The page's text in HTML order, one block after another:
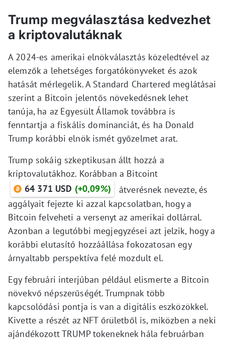
Trump megválasztása kedvezhet
a kriptovalutáknak
A 2024-es amerikai elnökválasztás közeledtével az
elemzők a lehetséges forgatókönyveket és azok
hatását mérlegelik. A Standard Chartered meglátásai
szerint a Bitcoin jelentős növekedésnek lehet
tanúja, ha az Egyesült Államok továbbra is
fenntartja a fiskális dominanciát, és ha Donald
Trump korábbi elnök ismét győzelmet arat.
Trump sokáig szkeptikusan állt hozzá a
kriptovalutákhoz. Korábban a Bitcoint
64 371 USD (+0,09%)
átverésnek nevezte, és
aggályait fejezte ki azzal kapcsolatban, hogy a
Bitcoin felveheti a versenyt az amerikai dollárral.
Azonban a legutóbbi megjegyzései azt jelzik, hogy a
korábbi elutasító hozzáállása fokozatosan egy
árnyaltabb perspektíva felé mozdult el.
Egy februári interjúban például elismerte a Bitcoin
növekvő népszerűségét. Trumpnak több
kapcsolódási pontja is van a digitális eszközökkel.
Kivette a részét az NFT őrületből is, miközben a neki
ajándékozott TRUMP tokeneknek hála februárban